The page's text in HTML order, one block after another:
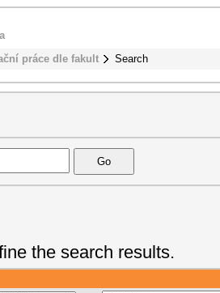
práce dle fakult Search
the search results.